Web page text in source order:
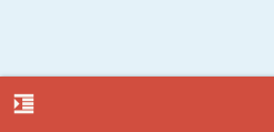
format_indent_increase